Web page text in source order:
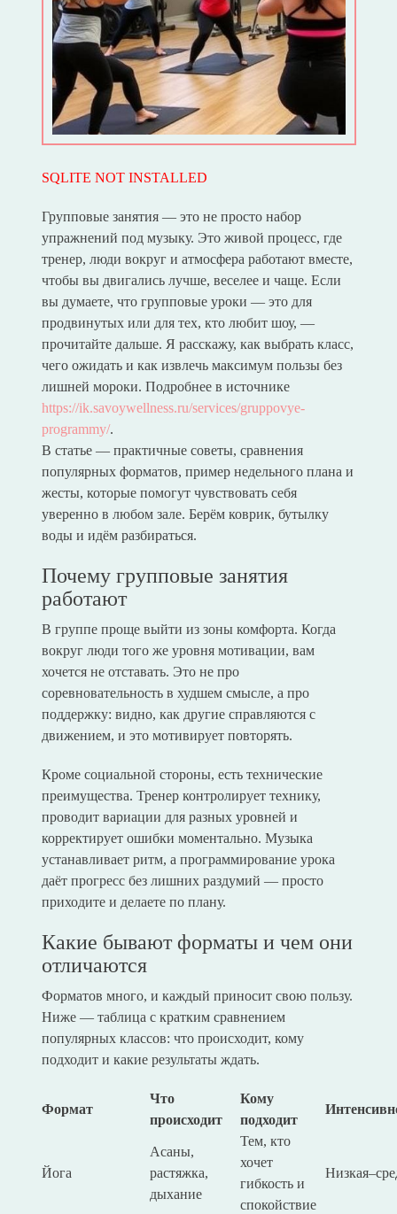
SQLITE NOT INSTALLED
Групповые занятия — это не просто набор
упражнений под музыку. Это живой процесс, где
тренер, люди вокруг и атмосфера работают вместе,
чтобы вы двигались лучше, веселее и чаще. Если
вы думаете, что групповые уроки — это для
продвинутых или для тех, кто любит шоу, —
прочитайте дальше. Я расскажу, как выбрать класс,
чего ожидать и как извлечь максимум пользы без
лишней мороки. Подробнее в источнике
https://ik.savoywellness.ru/services/gruppovye-
programmy/.
В статье — практичные советы, сравнения
популярных форматов, пример недельного плана и
жесты, которые помогут чувствовать себя
уверенно в любом зале. Берём коврик, бутылку
воды и идём разбираться.
Почему групповые занятия
работают
В группе проще выйти из зоны комфорта. Когда
вокруг люди того же уровня мотивации, вам
хочется не отставать. Это не про
соревновательность в худшем смысле, а про
поддержку: видно, как другие справляются с
движением, и это мотивирует повторять.
Кроме социальной стороны, есть технические
преимущества. Тренер контролирует технику,
проводит вариации для разных уровней и
корректирует ошибки моментально. Музыка
устанавливает ритм, а программирование урока
даёт прогресс без лишних раздумий — просто
приходите и делаете по плану.
Какие бывают форматы и чем они
отличаются
Форматов много, и каждый приносит свою пользу.
Ниже — таблица с кратким сравнением
популярных классов: что происходит, кому
подходит и какие результаты ждать.
Формат
Что
происходит
Кому
подходит
Йога
Асаны,
растяжка,
дыхание
Тем, кто
хочет
гибкость и
спокойствие